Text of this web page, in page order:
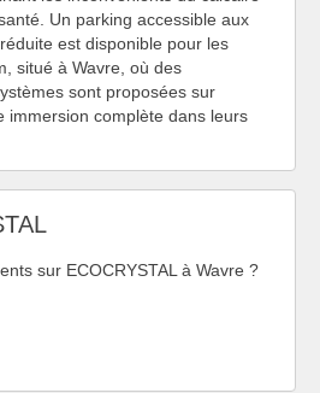
Un parking accessible aux
est disponible pour les
situé à Wavre, où des
sont proposées sur
immersion complète dans leurs
sur ECOCRYSTAL à Wavre ?